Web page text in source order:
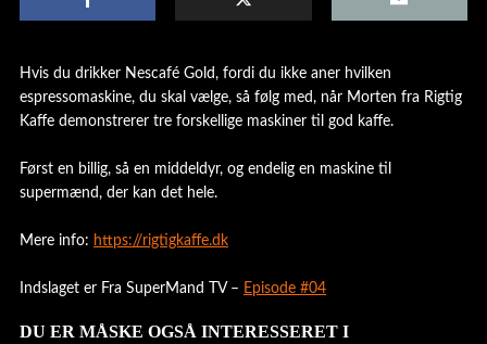
Hvis du drikker Nescafé Gold, fordi du ikke aner hvilken
espressomaskine, du skal vælge, så følg med, når Morten fra Rigtig
Kaffe demonstrerer tre forskellige maskiner til god kaffe.
Først en billig, så en middeldyr, og endelig en maskine til
supermænd, der kan det hele.
Mere info: https://rigtigkaffe.dk
Indslaget er Fra SuperMand TV – Episode #04
DU ER MÅSKE OGSÅ INTERESSERET I